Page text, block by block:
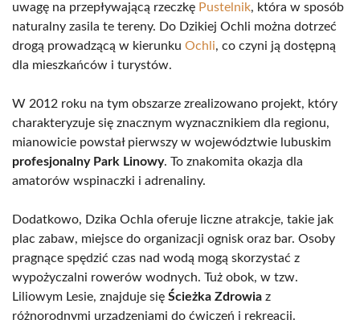
uwagę na przepływającą rzeczkę Pustelnik, która w sposób
naturalny zasila te tereny. Do Dzikiej Ochli można dotrzeć
drogą prowadzącą w kierunku Ochli, co czyni ją dostępną
dla mieszkańców i turystów.
W 2012 roku na tym obszarze zrealizowano projekt, który
charakteryzuje się znacznym wyznacznikiem dla regionu,
mianowicie powstał pierwszy w województwie lubuskim
profesjonalny Park Linowy. To znakomita okazja dla
amatorów wspinaczki i adrenaliny.
Dodatkowo, Dzika Ochla oferuje liczne atrakcje, takie jak
plac zabaw, miejsce do organizacji ognisk oraz bar. Osoby
pragnące spędzić czas nad wodą mogą skorzystać z
wypożyczalni rowerów wodnych. Tuż obok, w tzw.
Liliowym Lesie, znajduje się Ścieżka Zdrowia z
różnorodnymi urządzeniami do ćwiczeń i rekreacji.